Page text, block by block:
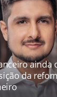
ainda
da